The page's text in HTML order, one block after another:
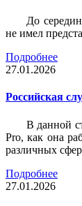
До
не имел
Подробнее
27.01.2026
Российская
В данной
Pro, как она
различных
Подробнее
27.01.2026